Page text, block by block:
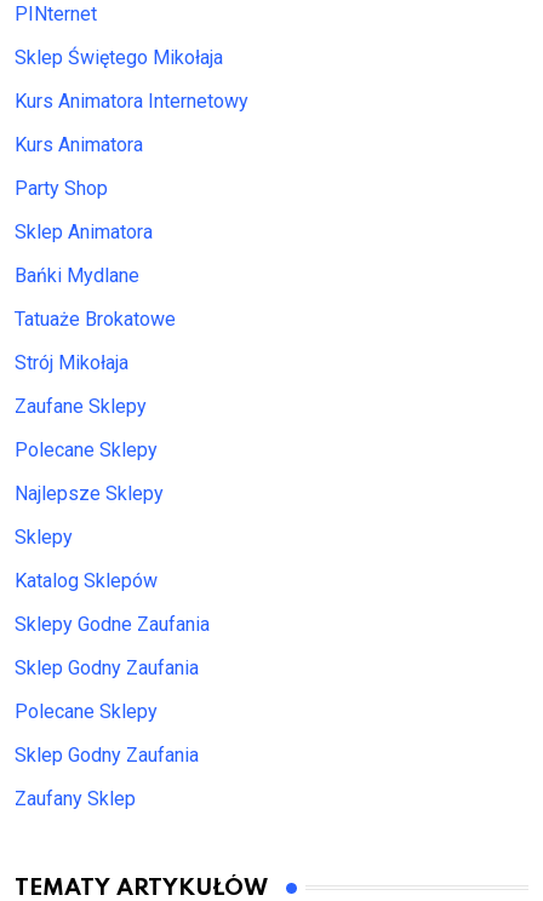
PINternet
Sklep Świętego Mikołaja
Kurs Animatora Internetowy
Kurs Animatora
Party Shop
Sklep Animatora
Bańki Mydlane
Tatuaże Brokatowe
Strój Mikołaja
Zaufane Sklepy
Polecane Sklepy
Najlepsze Sklepy
Sklepy
Katalog Sklepów
Sklepy Godne Zaufania
Sklep Godny Zaufania
Polecane Sklepy
Sklep Godny Zaufania
Zaufany Sklep
TEMATY ARTYKUŁÓW